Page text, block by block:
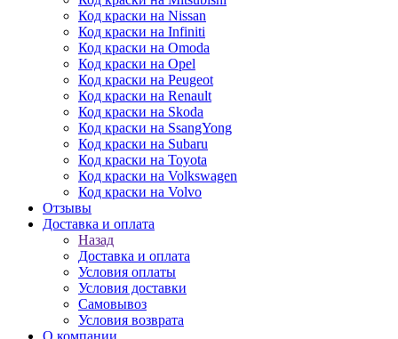
Код краски на Nissan
Код краски на Infiniti
Код краски на Omoda
Код краски на Opel
Код краски на Peugeot
Код краски на Renault
Код краски на Skoda
Код краски на SsangYong
Код краски на Subaru
Код краски на Toyota
Код краски на Volkswagen
Код краски на Volvo
Отзывы
Доставка и оплата
Назад
Доставка и оплата
Условия оплаты
Условия доставки
Самовывоз
Условия возврата
О компании